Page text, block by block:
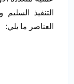
التنفيذ
العناصر ما يلي: